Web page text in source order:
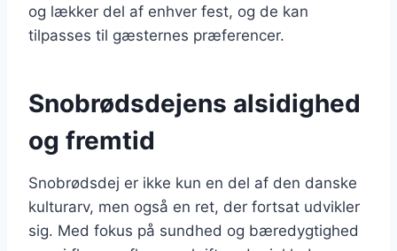
og lækker del af enhver fest, og de kan
tilpasses til gæsternes præferencer.
Snobrødsdejens alsidighed
og fremtid
Snobrødsdej er ikke kun en del af den danske
kulturarv, men også en ret, der fortsat udvikler
sig. Med fokus på sundhed og bæredygtighed